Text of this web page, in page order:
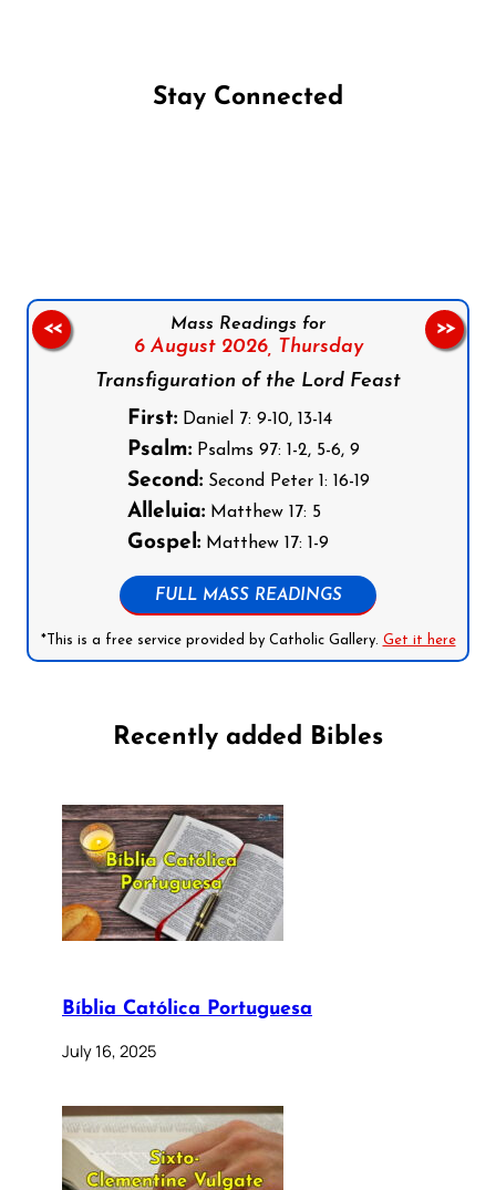
Stay Connected
Mass Readings for
6 August 2026, Thursday
Transfiguration of the Lord Feast
First:Daniel 7: 9-10, 13-14
Psalm:Psalms 97: 1-2, 5-6, 9
Second:Second Peter 1: 16-19
Alleluia:Matthew 17: 5
Gospel:Matthew 17: 1-9
FULL MASS READINGS
*This is a free service provided by Catholic Gallery. Get it here
<< >>
Recently added Bibles
Bíblia Católica Portuguesa
July 16, 2025